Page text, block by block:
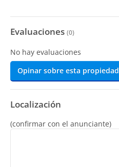
Evaluaciones (0)
No hay evaluaciones
Opinar sobre esta propiedad
Localización
(confirmar con el anunciante)